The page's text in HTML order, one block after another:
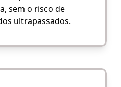
sem o risco de
ultrapassados.